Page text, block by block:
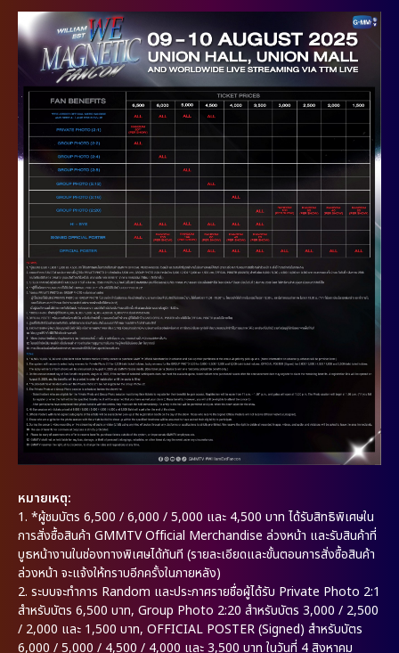
หมายเหตุ:
1. *ผู้ชมบัตร 6,500 / 6,000 / 5,000 และ 4,500 บาท ได้รับสิทธิพิเศษใน
การสั่งซื้อสินค้า GMMTV Official Merchandise ล่วงหน้า และรับสินค้าที่
บูธหน้างานในช่องทางพิเศษได้ทันที (รายละเอียดและขั้นตอนการสั่งซื้อสินค้า
ล่วงหน้า จะแจ้งให้ทราบอีกครั้งในภายหลัง)
2. ระบบจะทำการ Random และประกาศรายชื่อผู้ได้รับ Private Photo 2:1
สำหรับบัตร 6,500 บาท, Group Photo 2:20 สำหรับบัตร 3,000 / 2,500
/ 2,000 และ 1,500 บาท, OFFICIAL POSTER (Signed) สำหรับบัตร
6,000 / 5,000 / 4,500 / 4,000 และ 3,500 บาท ในวันที่ 4 สิงหาคม